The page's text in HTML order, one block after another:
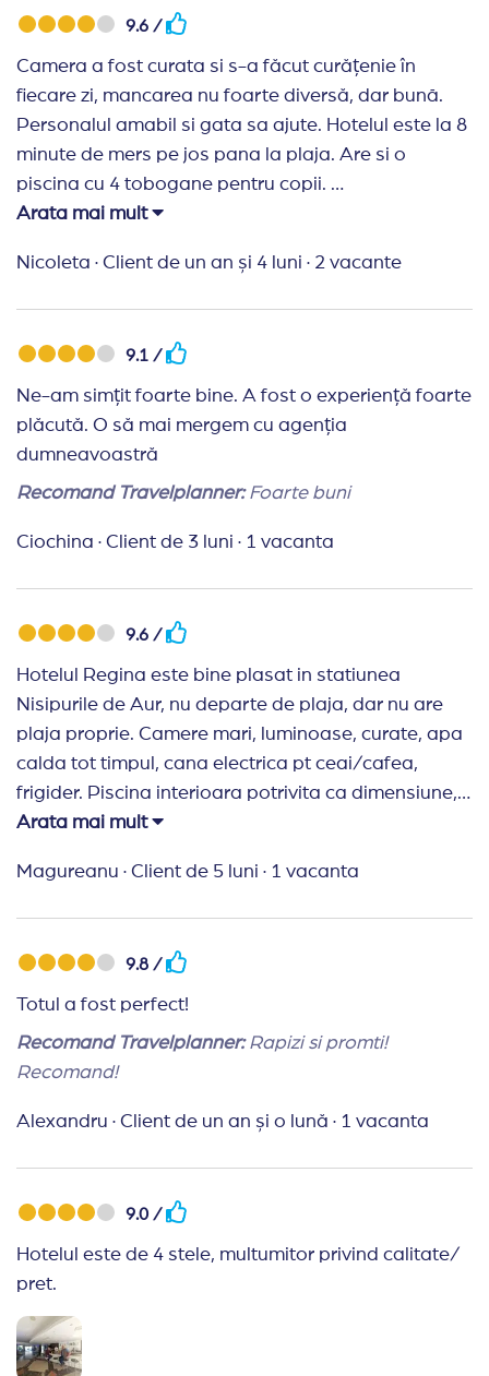
vedere sunteti ok,nu am nimic de obiectat.O sa mai
colaboram si o sa va recomand prietenilor.O si
minunata va doresc!
9.6 /
Camera a fost curata si s-a făcut curățenie în
fiecare zi, mancarea nu foarte diversă, dar bunā.
Personalul amabil si gata sa ajute. Hotelul este la 8
minute de mers pe jos pana la plaja. Are si o
piscina cu 4 tobogane pentru copii.
Recomand Travelplanner:
Travel Planner. Sunt profesionisti si am fost mereu in
Arata mai mult
Nicoleta · Client de un an și 4 luni · 2 vacante
9.1 /
Ne-am simțit foarte bine. A fost o experiență foarte
plăcută. O să mai mergem cu agenția
dumneavoastră
Recomand Travelplanner: Foarte buni
Ciochina · Client de 3 luni · 1 vacanta
9.6 /
Hotelul Regina este bine plasat in statiunea
Nisipurile de Aur, nu departe de plaja, dar nu are
plaja proprie. Camere mari, luminoase, curate, apa
calda tot timpul, cana electrica pt ceai/cafea,
frigider. Piscina interioara potrivita ca dimensiune,
cu apa calda, sauna, fitness (mic). Piscina
gustoasa, suficienta, servire buna, barul ok, cafea si
Recomand Travelplanner:
placut. A fost foarte usor sa rezervam si sa platim
Arata mai mult
Magureanu · Client de 5 luni · 1 vacanta
9.8 /
Totul a fost perfect!
Recomand Travelplanner:Rapizi si promti!
Recomand!
Alexandru · Client de un an și o lună · 1 vacanta
9.0 /
Hotelul este de 4 stele, multumitor privind calitate/
pret.